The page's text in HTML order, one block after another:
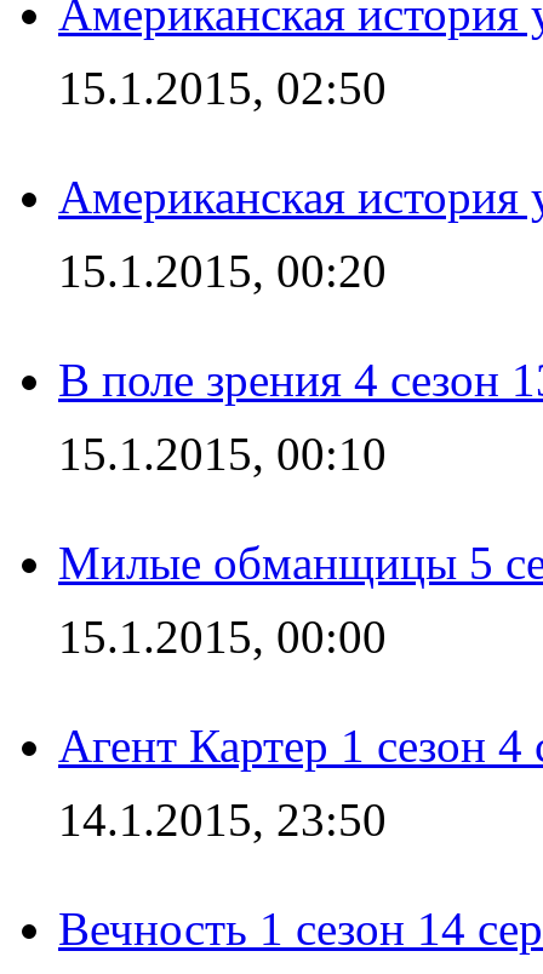
Американская история
15.1.2015, 02:50
Американская история
15.1.2015, 00:20
В поле зрения 4 сезон
15.1.2015, 00:10
Милые обманщицы 5
15.1.2015, 00:00
Агент Картер 1 сезон 4
14.1.2015, 23:50
Вечность 1 сезон 14